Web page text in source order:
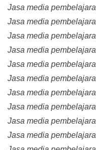
Jasa media
Jasa media
Jasa media
Jasa media
Jasa media
Jasa media
Jasa media
Jasa media
Jasa media
Jasa media